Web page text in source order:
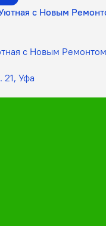
с Новым
21, Уфа